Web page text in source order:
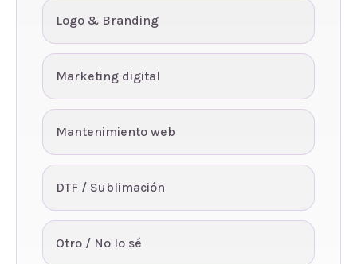
Logo & Branding
Marketing digital
Mantenimiento web
DTF / Sublimación
Otro / No lo sé